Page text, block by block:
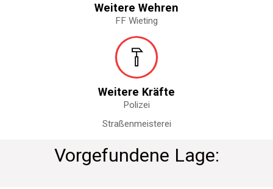
Weitere Wehren
FF Wieting
Weitere Kräfte
Polizei
Straßenmeisterei
Vorgefundene Lage: